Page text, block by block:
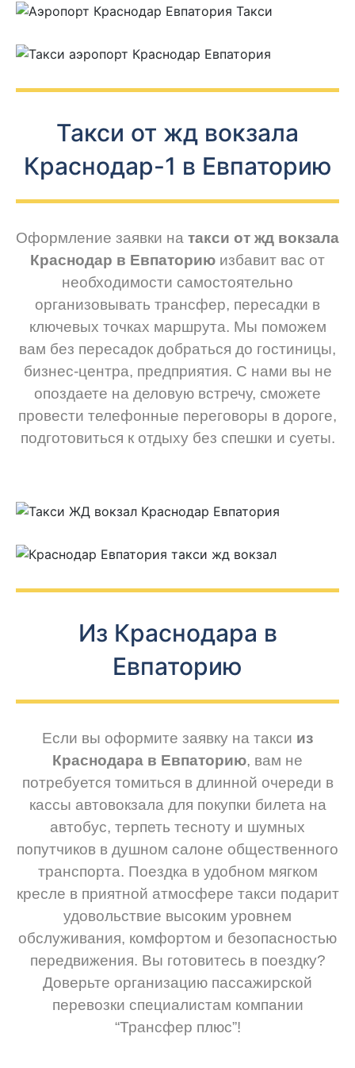
Такси от жд вокзала
Краснодар-1 в Евпаторию
Оформление заявки на такси от жд вокзала
Краснодар в Евпаторию избавит вас от
необходимости самостоятельно
организовывать трансфер, пересадки в
ключевых точках маршрута. Мы поможем
вам без пересадок добраться до гостиницы,
бизнес-центра, предприятия. С нами вы не
опоздаете на деловую встречу, сможете
провести телефонные переговоры в дороге,
подготовиться к отдыху без спешки и суеты.
Из Краснодара в
Евпаторию
Если вы оформите заявку на такси из
Краснодара в Евпаторию, вам не
потребуется томиться в длинной очереди в
кассы автовокзала для покупки билета на
автобус, терпеть тесноту и шумных
попутчиков в душном салоне общественного
транспорта. Поездка в удобном мягком
кресле в приятной атмосфере такси подарит
удовольствие высоким уровнем
обслуживания, комфортом и безопасностью
передвижения. Вы готовитесь в поездку?
Доверьте организацию пассажирской
перевозки специалистам компании
“Трансфер плюс”!